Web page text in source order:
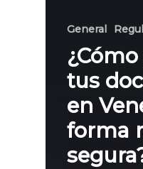
General
tus
en
forma